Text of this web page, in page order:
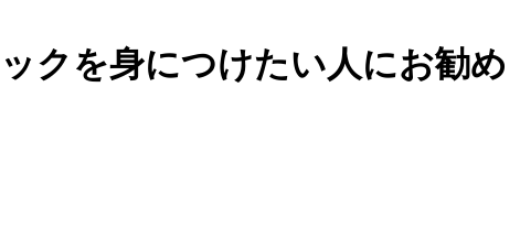
クを身につけたい人にお勧め